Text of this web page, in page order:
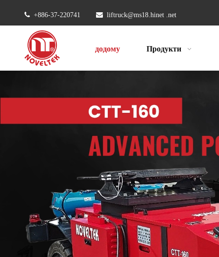
 +886-37-220741  liftruck@ms18.hinet .net
додому Продукти